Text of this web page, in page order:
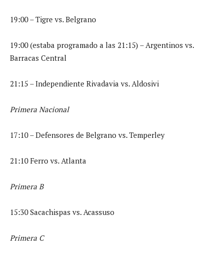
19:00 – Tigre vs. Belgrano
19:00 (estaba programado a las 21:15) – Argentinos vs.
Barracas Central
21:15 – Independiente Rivadavia vs. Aldosivi
Primera Nacional
17:10 – Defensores de Belgrano vs. Temperley
21:10 Ferro vs. Atlanta
Primera B
15:30 Sacachispas vs. Acassuso
Primera C